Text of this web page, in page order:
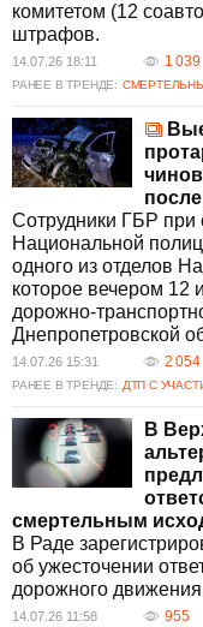
комитетом (12
штрафов.
14.07.26 18:11 1 039
РАНЕЕ В ТРЕНДЕ:
Сотрудники ГБР при
Национальной
одного из отделов
которое вечером 12
дорожно-
Днепропетровской
14.07.26 15:31 2 054
РАНЕЕ В ТРЕНДЕ: ДТП С
В
смертельным
В Раде
об ужесточении
дорожного
14.07.26 11:58 955